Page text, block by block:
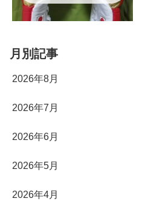
月別記事
2026年8月
2026年7月
2026年6月
2026年5月
2026年4月